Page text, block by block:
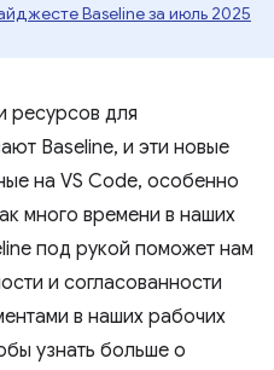
Baseline за июль 2025
ресурсов для
Baseline, и эти новые
на VS Code, особенно
много времени в наших
под рукой поможет нам
и согласованности
в наших рабочих
узнать больше о